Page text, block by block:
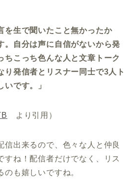
を生で聞いたこと無かったか
。自分は声に自信がないから発
ちこっち色んな人と文章トーク
り発信者とリスナー同士で3人ト
いです。」
より引用）
信出来るので、色々な人と仲良
すね！配信者だけでなく、リス
も嬉しいですね。